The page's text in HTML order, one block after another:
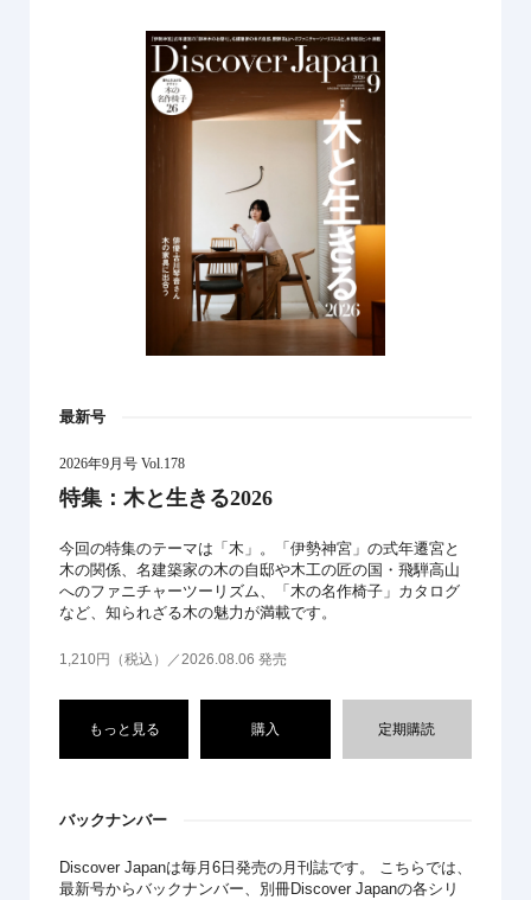
最新号
2026年9月号 Vol.178
特集：木と生きる2026
今回の特集のテーマは「木」。「伊勢神宮」の式年遷宮と
木の関係、名建築家の木の自邸や木工の匠の国・飛騨高山
へのファニチャーツーリズム、「木の名作椅子」カタログ
など、知られざる木の魅力が満載です。
1,210円（税込）／2026.08.06 発売
もっと見る 購入 定期購読
バックナンバー
Discover Japanは毎月6日発売の月刊誌です。 こちらでは、
最新号からバックナンバー、別冊Discover Japanの各シリ